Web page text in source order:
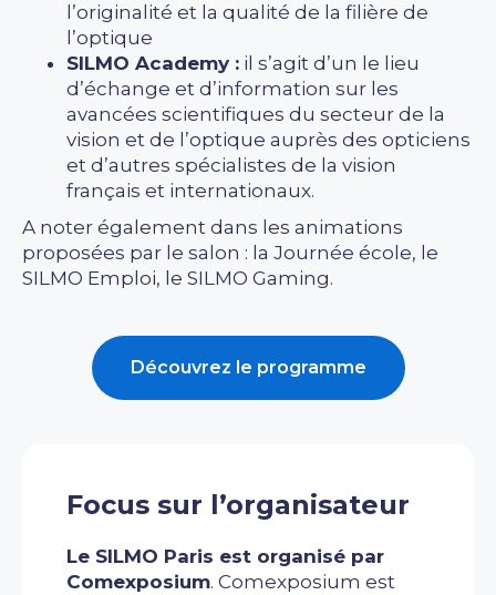
l’originalité et la qualité de la filière de
l’optique
SILMO Academy : il s’agit d’un le lieu
d’échange et d’information sur les
avancées scientifiques du secteur de la
vision et de l’optique auprès des opticiens
et d’autres spécialistes de la vision
français et internationaux.
A noter également dans les animations
proposées par le salon : la Journée école, le
SILMO Emploi, le SILMO Gaming.
Découvrez le programme
Focus sur l’organisateur
Le SILMO Paris est organisé par
Comexposium. Comexposium est